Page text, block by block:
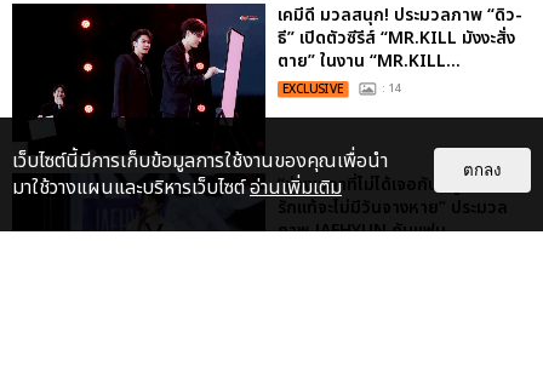
เคมีดี มวลสนุก! ประมวลภาพ “ดิว-
ธี” เปิดตัวซีรีส์ “MR.KILL มังงะสั่ง
ตาย” ในงาน “MR.KILL...
EXCLUSIVE : 14
“ช่วงเวลาที่ไม่ได้เจอกันพิสูจน์แล้วว่า
รักแท้จะไม่มีวันจางหาย” ประมวล
ภาพ JAEHYUN กับแฟน...
เว็บไซต์นี้มีการเก็บข้อมูลการใช้งานของคุณเพื่อนำ
มาใช้วางแผนและบริหารเว็บไซต์อ่านเพิ่มเติม
ตกลง